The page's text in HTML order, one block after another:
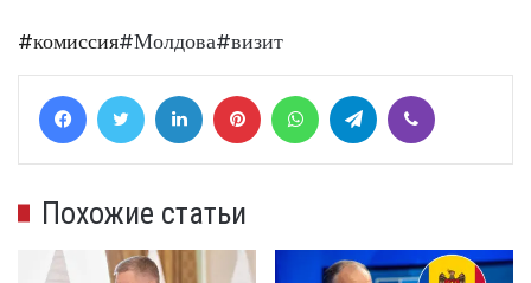
#комиссия#Молдова#визит
FacebookTwitter LinkedIn Pinterest WhatsAppTelegram
Похожие статьи